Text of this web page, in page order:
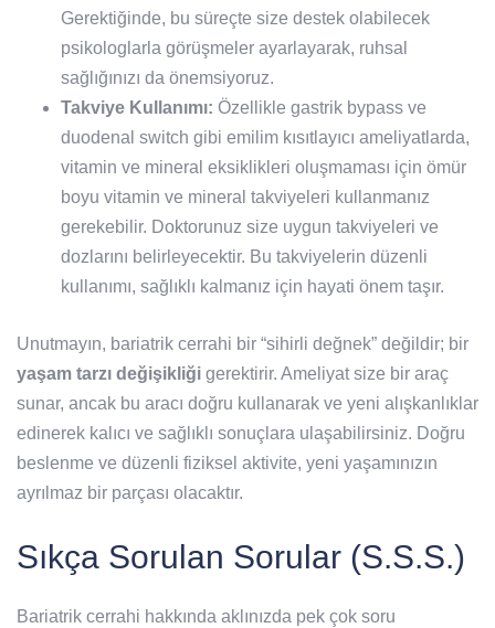
Gerektiğinde, bu süreçte size destek olabilecek
psikologlarla görüşmeler ayarlayarak, ruhsal
sağlığınızı da önemsiyoruz.
Takviye Kullanımı: Özellikle gastrik bypass ve
duodenal switch gibi emilim kısıtlayıcı ameliyatlarda,
vitamin ve mineral eksiklikleri oluşmaması için ömür
boyu vitamin ve mineral takviyeleri kullanmanız
gerekebilir. Doktorunuz size uygun takviyeleri ve
dozlarını belirleyecektir. Bu takviyelerin düzenli
kullanımı, sağlıklı kalmanız için hayati önem taşır.
Unutmayın, bariatrik cerrahi bir “sihirli değnek” değildir; bir
yaşam tarzı değişikliği gerektirir. Ameliyat size bir araç
sunar, ancak bu aracı doğru kullanarak ve yeni alışkanlıklar
edinerek kalıcı ve sağlıklı sonuçlara ulaşabilirsiniz. Doğru
beslenme ve düzenli fiziksel aktivite, yeni yaşamınızın
ayrılmaz bir parçası olacaktır.
Sıkça Sorulan Sorular (S.S.S.)
Bariatrik cerrahi hakkında aklınızda pek çok soru